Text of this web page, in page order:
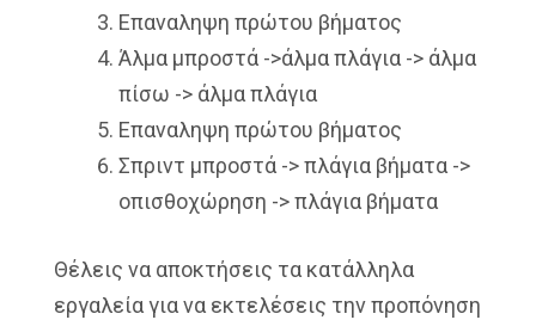
Επαναληψη πρώτου βήματος
Άλμα μπροστά ->άλμα πλάγια -> άλμα
πίσω -> άλμα πλάγια
Επαναληψη πρώτου βήματος
Σπριντ μπροστά -> πλάγια βήματα ->
οπισθοχώρηση -> πλάγια βήματα
Θέλεις να αποκτήσεις τα κατάλληλα
εργαλεία για να εκτελέσεις την προπόνηση